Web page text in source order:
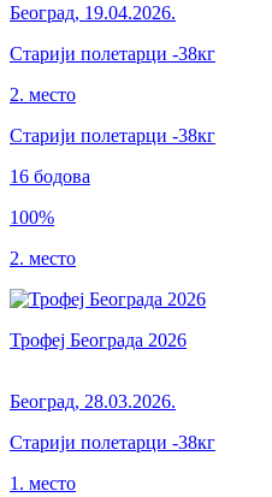
Београд, 19.04.2026.
Старији полетарци -38кг
2. место
Старији полетарци -38кг
16 бодова
100%
2. место
Трофеј Београда 2026
Београд, 28.03.2026.
Старији полетарци -38кг
1. место